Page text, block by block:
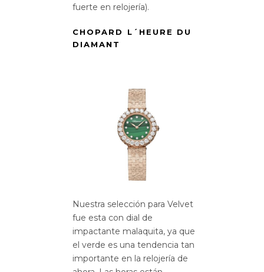
fuerte en relojería).
CHOPARD L´HEURE DU
DIAMANT
Nuestra selección para Velvet
fue esta con dial de
impactante malaquita, ya que
el verde es una tendencia tan
importante en la relojería de